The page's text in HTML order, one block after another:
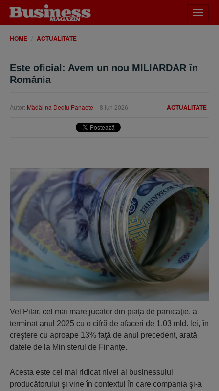
meniu
HOME ACTUALITATE
Este oficial: Avem un nou MILIARDAR în
România
ACTUALITATE
Autor: Mădălina Dediu Panaete 8 iun 2026
Vel Pitar, cel mai mare jucător din piaţa de panicaţie, a
terminat anul 2025 cu o cifră de afaceri de 1,03 mld. lei, în
creştere cu aproape 13% faţă de anul precedent, arată
datele de la Ministerul de Finanţe.
Acesta este cel mai ridicat nivel al businessului
producătorului şi vine în contextul în care compania şi-a